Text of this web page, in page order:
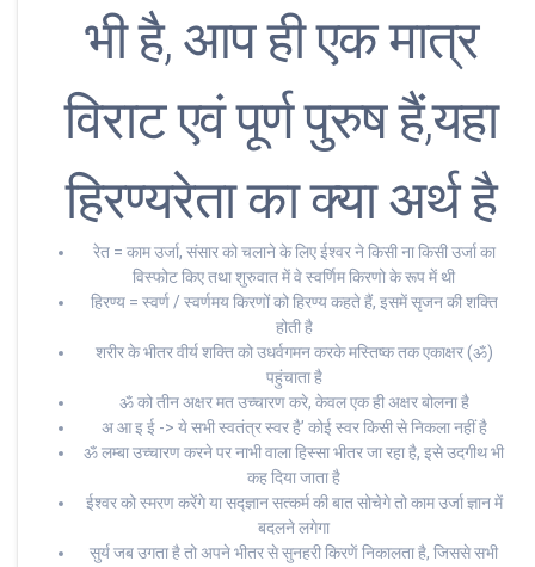
भी है, आप ही एक मात्र
विराट एवं पूर्ण पुरुष हैं,यहा
हिरण्यरेता का क्या अर्थ है
रेत = काम उर्जा, संसार को चलाने के लिए ईश्वर ने किसी ना किसी उर्जा का
विस्फोट किए तथा शुरुवात में वे स्वर्णिम किरणो के रूप में थी
हिरण्य = स्वर्ण / स्वर्णमय किरणों को हिरण्य कहते हैं, इसमें सृजन की शक्ति
होती है
शरीर के भीतर वीर्य शक्ति को उधर्वगमन करके मस्तिष्क तक एकाक्षर (ॐ)
पहुंचाता है
ॐ को तीन अक्षर मत उच्चारण करे, केवल एक ही अक्षर बोलना है
अ आ इ ई -> ये सभी स्वतंत्र स्वर है’ कोई स्वर किसी से निकला नहीं है
ॐ लम्बा उच्चारण करने पर नाभी वाला हिस्सा भीतर जा रहा है, इसे उदगीथ भी
कह दिया जाता है
ईश्वर को स्मरण करेंगे या सद्ज्ञान सत्कर्म की बात सोचेगे तो काम उर्जा ज्ञान में
बदलने लगेगा
सुर्य जब उगता है तो अपने भीतर से सुनहरी किरणें निकालता है, जिससे सभी